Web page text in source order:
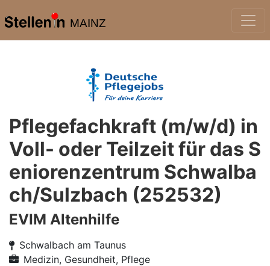
MAINZ
Pflegefachkraft (m/w/d) in
Voll- oder Teilzeit für das S
eniorenzentrum Schwalba
ch/Sulzbach (252532)
EVIM Altenhilfe
Schwalbach am Taunus
Medizin, Gesundheit, Pflege